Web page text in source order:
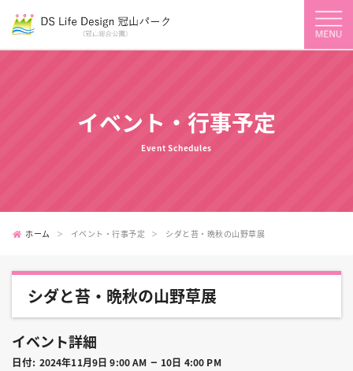
イベント・行事予定
Event Schedules
ホーム イベント・行事予定 シダと苔・晩秋の山野草展
シダと苔・晩秋の山野草展
イベント詳細
日付: 2024年11月9日 9:00 AM – 10日 4:00 PM